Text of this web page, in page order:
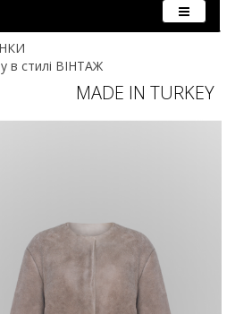
в стилі ВІНТАЖ
MADE IN TURKEY